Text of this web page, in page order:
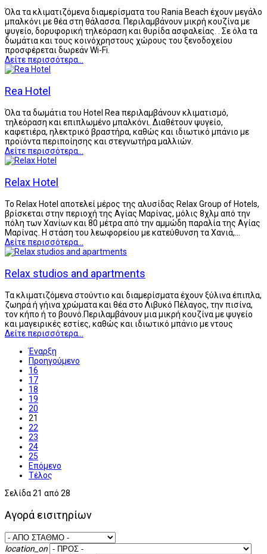
Όλα τα κλιματιζόμενα διαμερίσματα του Rania Beach έχουν μεγάλο
μπαλκόνι με θέα στη θάλασσα. Περιλαμβάνουν μικρή κουζίνα με
ψυγείο, δορυφορική τηλεόραση και θυρίδα ασφαλείας. . Σε όλα τα
δωμάτια και τους κοινόχρηστους χώρους του ξενοδοχείου
προσφέρεται δωρεάν Wi-Fi.
Δείτε περισσότερα...
Rea Hotel
Όλα τα δωμάτια του Hotel Rea περιλαμβάνουν κλιματισμό,
τηλεόραση και επιπλωμένο μπαλκόνι. Διαθέτουν ψυγείο,
καφετιέρα, ηλεκτρικό βραστήρα, καθώς και ιδιωτικό μπάνιο με
προϊόντα περιποίησης και στεγνωτήρα μαλλιών.
Δείτε περισσότερα...
Relax Hotel
Το Relax Hotel αποτελεί μέρος της αλυσίδας Relax Group of Hotels,
βρίσκεται στην περιοχή της Αγίας Μαρίνας, μόλις 8χλμ από την
πόλη των Χανίων και 80 μέτρα από την αμμώδη παραλία της Αγίας
Μαρίνας. Η στάση του λεωφορείου με κατεύθυνση τα Χανιά,…
Δείτε περισσότερα...
Relax studios and apartments
Τα κλιματιζόμενα στούντιο και διαμερίσματα έχουν ξύλινα έπιπλα,
ζωηρά ή γήινα χρώματα και θέα στο Λιβυκό Πέλαγος, την πισίνα,
τον κήπο ή το βουνό.Περιλαμβάνουν μια μικρή κουζίνα με ψυγείο
και μαγειρικές εστίες, καθώς και ιδιωτικό μπάνιο με ντους
Δείτε περισσότερα...
Έναρξη
Προηγούμενο
16
17
18
19
20
21
22
23
24
25
Επόμενο
Τέλος
Σελίδα 21 από 28
Αγορά εισιτηρίων
location_on